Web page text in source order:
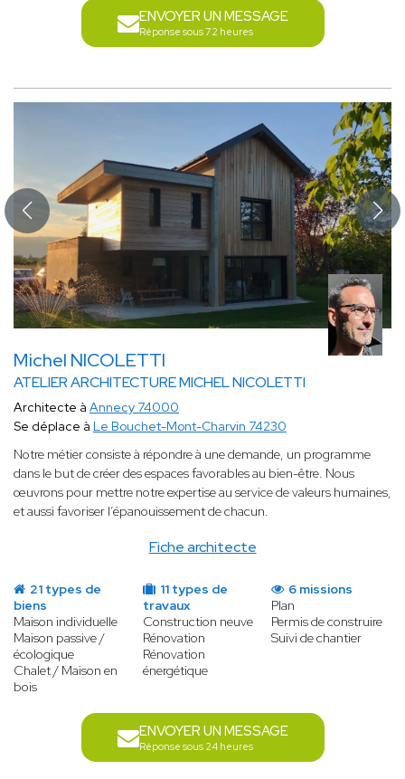
ENVOYER UN MESSAGE
Réponse sous 72 heures
Michel NICOLETTI
ATELIER ARCHITECTURE MICHEL NICOLETTI
Fiche architecte
Architecte à Annecy 74000
Se déplace à Le Bouchet-Mont-Charvin 74230
Notre métier consiste à répondre à une demande, un programme
dans le but de créer des espaces favorables au bien-être. Nous
œuvrons pour mettre notre expertise au service de valeurs humaines,
et aussi favoriser l’épanouissement de chacun.
21 types de
biens
Maison individuelle
Maison passive /
écologique
Chalet / Maison en
bois
11 types de
travaux
Construction neuve
Rénovation
Rénovation
énergétique
6 missions
Plan
Permis de construire
Suivi de chantier
ENVOYER UN MESSAGE
Réponse sous 24 heures